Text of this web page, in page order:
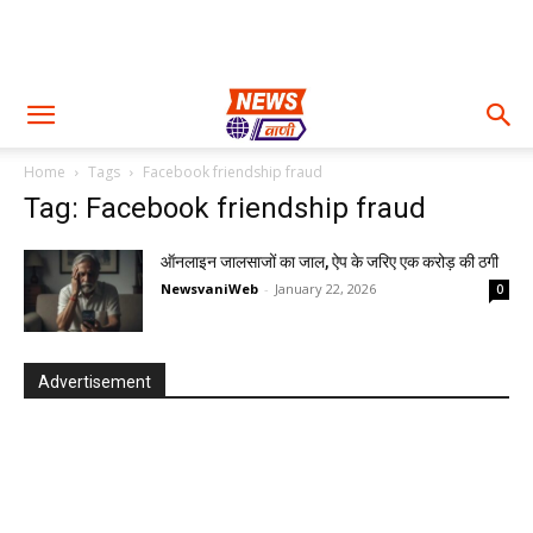
Home Tags Facebook friendship fraud
Tag: Facebook friendship fraud
ऑनलाइन जालसाजों का जाल, ऐप के जरिए एक करोड़ की ठगी
NewsvaniWeb - January 22, 2026 0
Advertisement